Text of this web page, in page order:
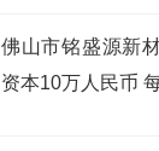
佛山市铭盛源新
资本10万人民币